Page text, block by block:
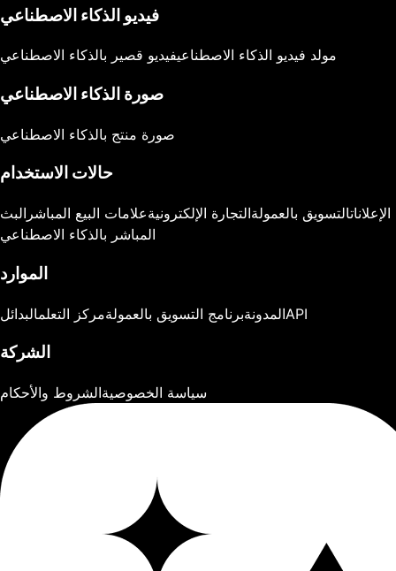
فيديو الذكاء الاصطناعي
مولد فيديو الذكاء الاصطناعيفيديو قصير بالذكاء الاصطناعي
صورة الذكاء الاصطناعي
صورة منتج بالذكاء الاصطناعي
حالات الاستخدام
الإعلاناتالتسويق بالعمولةالتجارة الإلكترونيةعلامات البيع المباشر البث
المباشر بالذكاء الاصطناعي
الموارد
المدونةبرنامج التسويق بالعمولةمركز التعلمالبدائل API
الشركة
سياسة الخصوصيةالشروط والأحكام